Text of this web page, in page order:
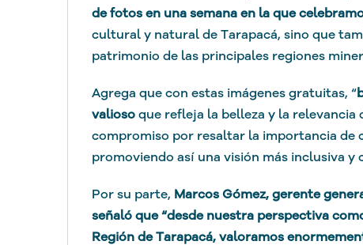
de fotos en una semana en la que
cultural y natural de Tarapacá, sino que
patrimonio de las principales regiones
Agrega que con estas imágenes gratuitas, “
valiosoque refleja la belleza y la relevancia
compromiso por resaltar la importancia de
promoviendo así una visión más inclusiva
Por su parte, Marcos Gómez, gerente
señaló que “desde nuestra perspectiva
Región de Tarapacá, valoramos